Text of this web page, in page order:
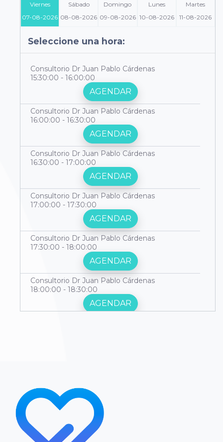
Viernes
07-08-2026
Sábado
08-08-2026
Domingo
09-08-2026
Lunes
10-08-2026
Martes
11-08-2026
Seleccione una hora:
Consultorio Dr Juan Pablo Cárdenas
15:30:00 - 16:00:00
AGENDAR
Consultorio Dr Juan Pablo Cárdenas
16:00:00 - 16:30:00
AGENDAR
Consultorio Dr Juan Pablo Cárdenas
16:30:00 - 17:00:00
AGENDAR
Consultorio Dr Juan Pablo Cárdenas
17:00:00 - 17:30:00
AGENDAR
Consultorio Dr Juan Pablo Cárdenas
17:30:00 - 18:00:00
AGENDAR
Consultorio Dr Juan Pablo Cárdenas
18:00:00 - 18:30:00
AGENDAR